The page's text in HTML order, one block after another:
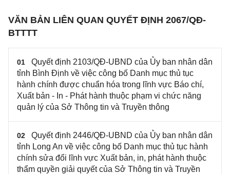
VĂN BẢN LIÊN QUAN QUYẾT ĐỊNH 2067/QĐ-
BTTTT
01
Quyết định 2103/QĐ-UBND của Ủy ban nhân dân
tỉnh Bình Định về việc công bố Danh mục thủ tục
hành chính được chuẩn hóa trong lĩnh vực Báo chí,
Xuất bản - In - Phát hành thuộc phạm vi chức năng
quản lý của Sở Thông tin và Truyền thông
02
Quyết định 2446/QĐ-UBND của Ủy ban nhân dân
tỉnh Long An về việc công bố Danh mục thủ tục hành
chính sửa đổi lĩnh vực Xuất bản, in, phát hành thuộc
thẩm quyền giải quyết của Sở Thông tin và Truyền